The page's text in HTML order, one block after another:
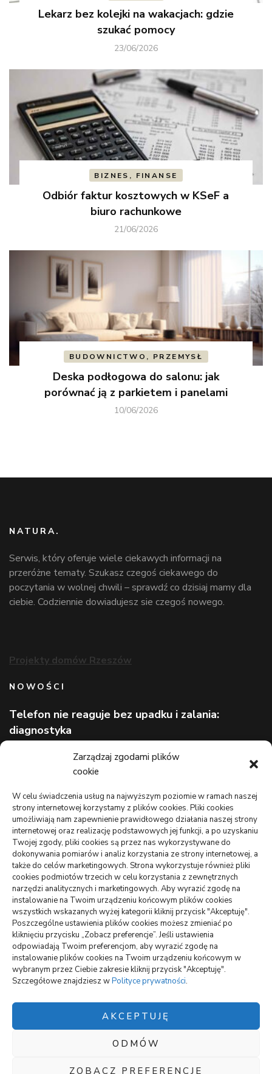
Zarządzaj zgodami plików
cookie
W celu świadczenia usług na najwyższym poziomie w ramach naszej
strony internetowej korzystamy z plików cookies. Pliki cookies
umożliwiają nam zapewnienie prawidłowego działania naszej strony
internetowej oraz realizację podstawowych jej funkcji, a po uzyskaniu
Twojej zgody, pliki cookies są przez nas wykorzystywane do
dokonywania pomiarów i analiz korzystania ze strony internetowej, a
także do celów marketingowych. Strona wykorzystuje również pliki
cookies podmiotów trzecich w celu korzystania z zewnętrznych
narzędzi analitycznych i marketingowych. Aby wyrazić zgodę na
instalowanie na Twoim urządzeniu końcowym plików cookies
wszystkich wskazanych wyżej kategorii kliknij przycisk "Akceptuję".
Poszczególne ustawienia plików cookies możesz zmieniać po
kliknięciu przycisku „Zobacz preferencje”. Jeśli ustawienia
odpowiadają Twoim preferencjom, aby wyrazić zgodę na
instalowanie plików cookies na Twoim urządzeniu końcowym w
wybranym przez Ciebie zakresie kliknij przycisk "Akceptuję".
Szczegółowe znajdziesz wPolityce prywatności.
AKCEPTUJĘ
ODMÓW
ZOBACZ PREFERENCJE
Lekarz bez kolejki na wakacjach: gdzie
szukać pomocy
23/06/2026
BIZNES, FINANSE
Odbiór faktur kosztowych w KSeF a
biuro rachunkowe
21/06/2026
BUDOWNICTWO, PRZEMYSŁ
Deska podłogowa do salonu: jak
porównać ją z parkietem i panelami
10/06/2026
NATURA.
Serwis, który oferuje wiele ciekawych informacji na
przeróżne tematy. Szukasz czegoś ciekawego do
poczytania w wolnej chwili – sprawdź co dzisiaj mamy dla
ciebie. Codziennie dowiadujesz sie czegoś nowego.
Projekty domów Rzeszów
NOWOŚCI
Telefon nie reaguje bez upadku i zalania:
diagnostyka
Wizerunek eksperta bez rozpoznawalnej marki
Lekarz bez kolejki na wakacjach: gdzie szukać
pomocy
TO WARTO CZYTAĆ
Monitoring oferowany przez Agencję Ochrony Votum z
Bydgoszczy
Crunchysnack: spory wybór smacznych zagryzek
Jak można uniknąć dodatkowych kosztów podczas
wynajmu samochodu
wizytówki nap
Polityka plików cookies (EU)
Polityka prywatności
Polityka plików cookies (EU) |Polityka prywatności